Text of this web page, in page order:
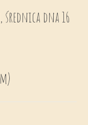
średnica dna 16